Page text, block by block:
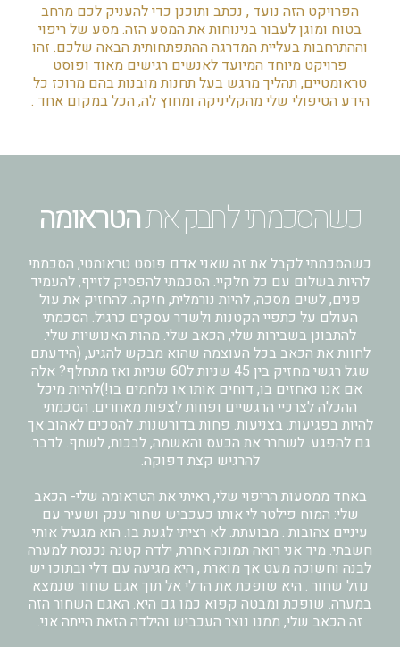
הפרויקט הזה נועד , נכתב ותוכנן כדי להעניק לכם מרחב
בטוח ומוגן לעבור בנינוחות את המסע הזה. מסע של ריפוי
וההתרחבות בעליית המדרגה ההתפתחותית הבאה שלכם. זהו
פרויקט מיוחד המיועד לאנשים רגישים מאוד ופוסט
טראומטיים, תהליך מרגש בעל תחנות מובנות בהם מרוכז כל
הידע הטיפולי שלי מהקליניקה ומחוץ לה, הכל במקום אחד .
כשהסכמתי לחבק אתהטראומה
כשהסכמתי לקבל את זה שאני אדם פוסט טראומטי, הסכמתי
להיות בשלום עם כל חלקיי. הסכמתי להפסיק לזייף, להעמיד
פנים, לשים מסכה, להיות נורמלית, חזקה. להחזיק את עול
העולם על כתפיי הקטנות ולשדר עסקים כרגיל. הסכמתי
להתבונן בשבירות שלי, הכאב שלי. מהות האנושיות שלי.
לחוות את הכאב בכל העוצמה שהוא מבקש להגיע, (הידעתם
שגל רגשי מחזיק בין 45 שניות ל60 שניות ואז מתחלף? אלה
אם אנו נאחזים בו, דוחים אותו או נלחמים בו!)להיות מיכל
ההכלה לצרכיי הרגשיים ופחות לצפות מאחרים. הסכמתי
להיות בפגיעות. בצניעות. פחות בדורשנות. להסכים לאהוב אך
גם להפגע. לשחרר את הכעס והאשמה, לבכות, לשתף. לדבר.
להרגיש קצת דפוקה.
באחד ממסעות הריפוי שלי, ראיתי את הטראומה שלי- הכאב
שלי: המוח פילטר לי אותו כעכביש שחור ענק ושעיר עם
עיניים צהובות . מבועתת. לא רציתי לגעת בו. הוא מגעיל אותי
חשבתי. מיד אני רואה תמונה אחרת, ילדה קטנה נכנסת למערה
לבנה וחשוכה מעט אך מוארת , היא מגיעה עם דלי ובתוכו יש
נוזל שחור . היא שופכת את הדלי אל תוך אגם שחור שנמצא
במערה. שופכת ומבטה קפוא כמו גם היא. האגם השחור הזה
זה הכאב שלי, ממנו נוצר העכביש והילדה הזאת הייתה אני.